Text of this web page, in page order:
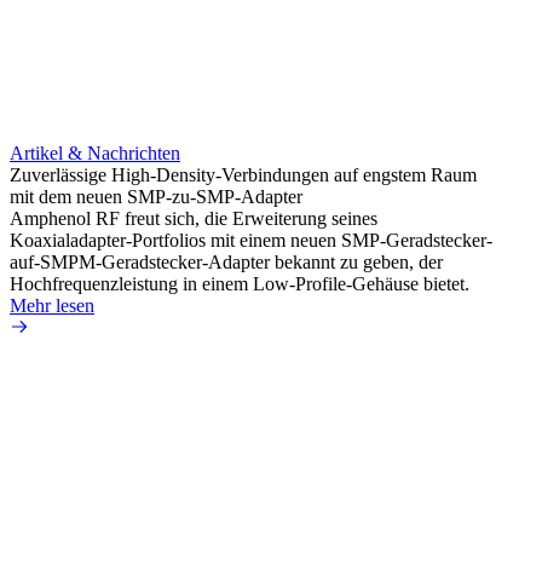
Artikel & Nachrichten
Zuverlässige High-Density-Verbindungen auf engstem Raum
mit dem neuen SMP-zu-SMP-Adapter
Amphenol RF freut sich, die Erweiterung seines
Koaxialadapter-Portfolios mit einem neuen SMP-Geradstecker-
auf-SMPM-Geradstecker-Adapter bekannt zu geben, der
Hochfrequenzleistung in einem Low-Profile-Gehäuse bietet.
Mehr lesen